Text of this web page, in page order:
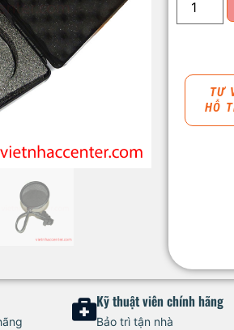
TƯ
HỖ
Kỹ thuật viên chính hãng
Bảo trì tận nhà